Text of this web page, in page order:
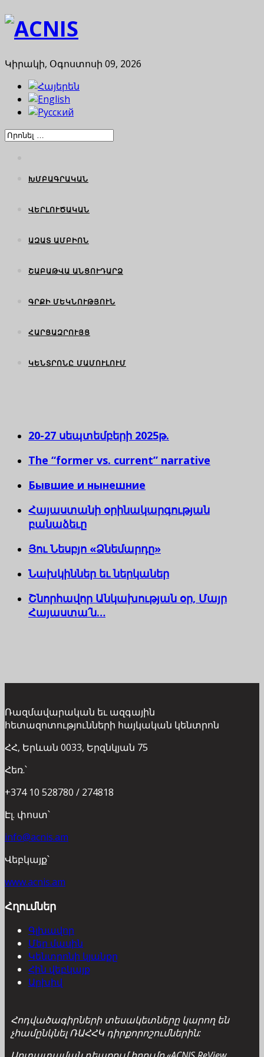
Կիրակի, Օգոստոսի 09, 2026
ԽՄԲԱԳՐԱԿԱՆ
ՎԵՐԼՈՒԾԱԿԱՆ
ԱԶԱՏ ԱՄԲԻՈՆ
ՇԱԲԱԹՎԱ ԱՆՑՈՒԴԱՐՁ
ԳՐՔԻ ՄԵԿՆՈՒԹՅՈՒՆ
ՀԱՐՑԱԶՐՈՒՅՑ
ԿԵՆՏՐՈՆԸ ՄԱՄՈՒԼՈՒՄ
20-27 սեպտեմբերի 2025թ.
The “former vs. current” narrative
Бывшие и нынешние
Հայաստանի օրինակարգության
բանաձեւը
Յու Նեսբյո «Ձնեմարդը»
Նախկիններ եւ ներկաներ
Շնորհավոր Անկախության օր, Մայր
Հայաստա՛ն…
Ռազմավարական եւ ազգային
հետազոտությունների հայկական կենտրոն
ՀՀ, Երևան 0033, Երզնկյան 75
Հեռ.՝
+374 10 528780 / 274818
Էլ. փոստ՝
info@acnis.am
Վեբկայք՝
www.acnis.am
Հղումներ
Գլխավոր
Մեր մասին
Կենտրոնի կյանքը
Հին վեբկայք
Արխիվ
Հոդվածագիրների տեսակետները կարող են
չհամընկնել ՌԱՀՀԿ դիրքորոշումներին: